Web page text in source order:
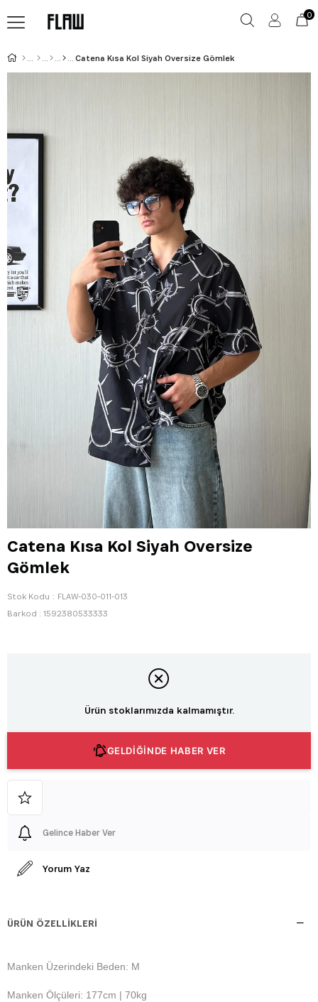
0
Catena Kısa Kol Siyah Oversize Gömlek
Catena Kısa Kol Siyah Oversize
Gömlek
Stok Kodu
FLAW-030-011-013
Barkod : 1592380533333
Ürün stoklarımızda kalmamıştır.
GELDİĞİNDE HABER VER
Gelince Haber Ver
Yorum Yaz
ÜRÜN ÖZELLIKLERI
Manken Üzerindeki Beden: M
Manken Ölçüleri: 177cm | 70kg